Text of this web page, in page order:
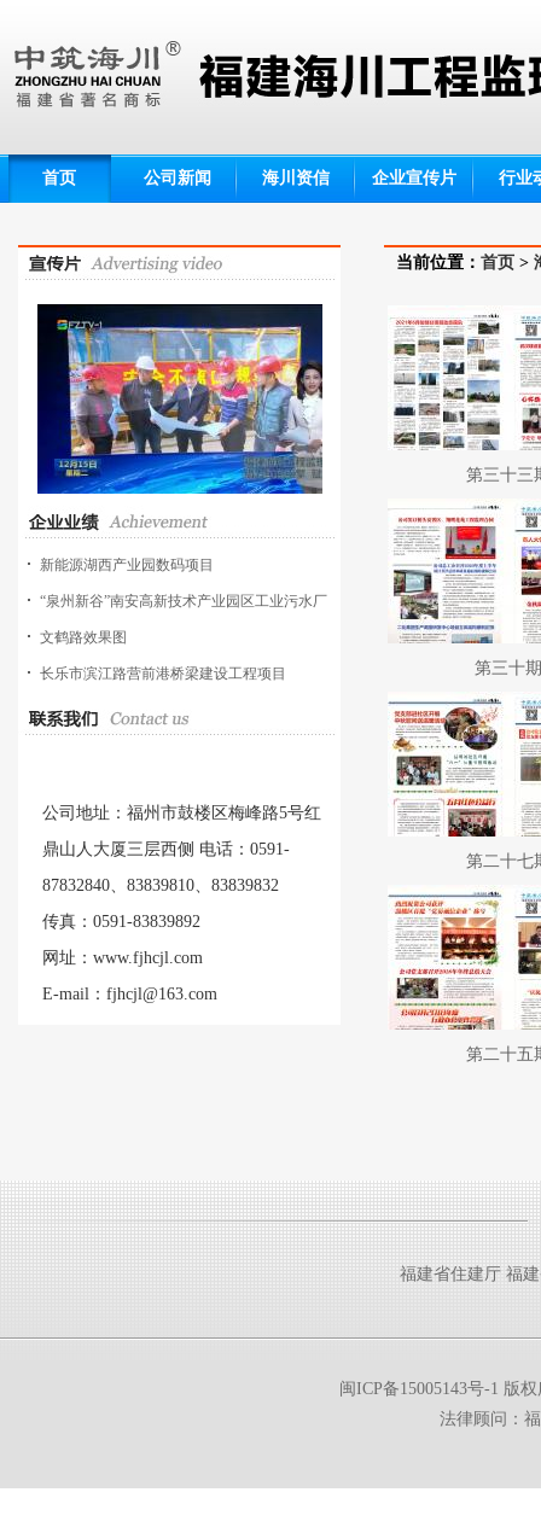
首页 公司新闻 海川资信 企业宣传片 行业
新能源湖西产业园数码项目
“泉州新谷”南安高新技术产业园区工业污水厂
工程
文鹤路效果图
长乐市滨江路营前港桥梁建设工程项目
公司地址：福州市鼓楼区梅峰路5号红
鼎山人大厦三层西侧 电话：0591-
87832840、83839810、83839832
传真：0591-83839892
网址：www.fjhcjl.com
E-mail：fjhcjl@163.com
当前位置： 首页 >
第三十三
第三十期
第二十七
第二十五
福建省住建厅 福
闽ICP备15005143号-1 版
法律顾问：